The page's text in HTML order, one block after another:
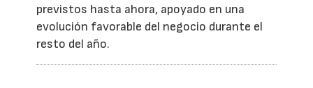
previstos hasta ahora, apoyado en una
evolución favorable del negocio durante el
resto del año.